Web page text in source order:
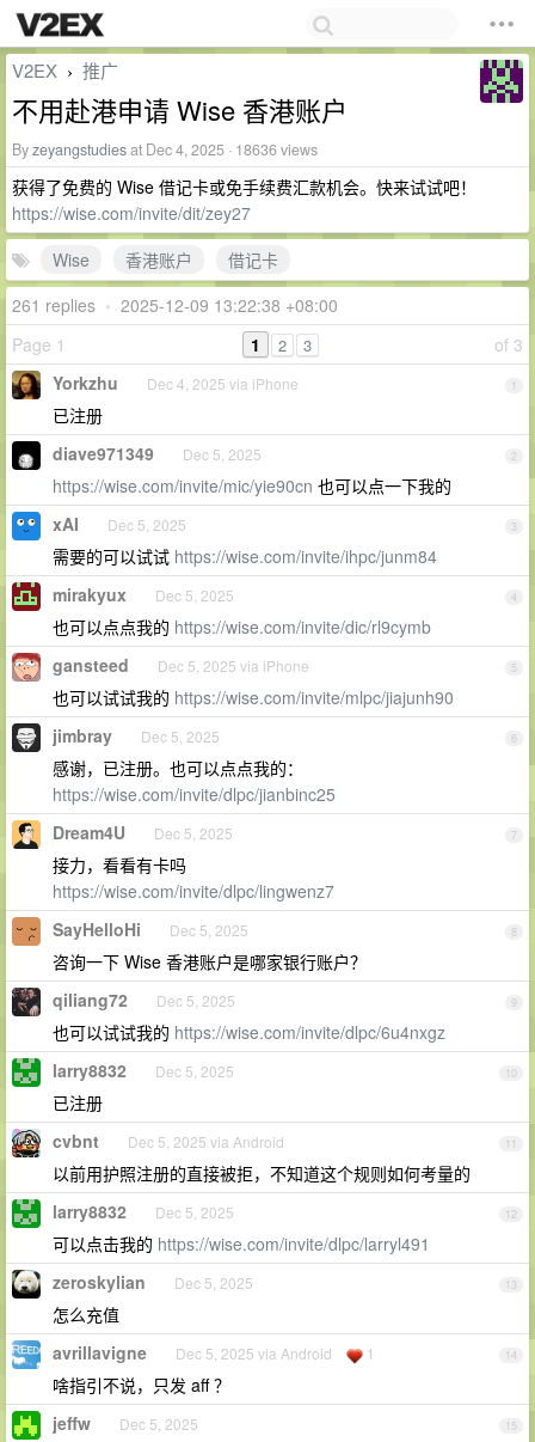
V2EX › 推广
不用赴港申请 Wise 香港账户
Byzeyangstudiesat Dec 4, 2025 · 18636 views
获得了免费的 Wise 借记卡或免手续费汇款机会。快来试试吧！
https://wise.com/invite/dit/zey27
Wise
香港账户
借记卡
261 replies • 2025-12-09 13:22:38 +08:00
Page 1
of 3
1 2 3
1
Yorkzhu Dec 4, 2025 via iPhone
已注册
2
diave971349 Dec 5, 2025
https://wise.com/invite/mic/yie90cn 也可以点一下我的
3
xAI Dec 5, 2025
需要的可以试试 https://wise.com/invite/ihpc/junm84
4
mirakyux Dec 5, 2025
也可以点点我的 https://wise.com/invite/dic/rl9cymb
5
gansteed Dec 5, 2025 via iPhone
也可以试试我的 https://wise.com/invite/mlpc/jiajunh90
6
jimbray Dec 5, 2025
感谢，已注册。也可以点点我的：
https://wise.com/invite/dlpc/jianbinc25
7
Dream4U Dec 5, 2025
接力，看看有卡吗
https://wise.com/invite/dlpc/lingwenz7
8
SayHelloHi Dec 5, 2025
咨询一下 Wise 香港账户是哪家银行账户？
9
qiliang72 Dec 5, 2025
也可以试试我的 https://wise.com/invite/dlpc/6u4nxgz
10
larry8832 Dec 5, 2025
已注册
11
cvbnt Dec 5, 2025 via Android
以前用护照注册的直接被拒，不知道这个规则如何考量的
12
larry8832 Dec 5, 2025
可以点击我的 https://wise.com/invite/dlpc/larryl491
13
zeroskylian Dec 5, 2025
怎么充值
14
avrillavigne Dec 5, 2025 via Android 1
啥指引不说，只发 aff ？
15
jeffw Dec 5, 2025